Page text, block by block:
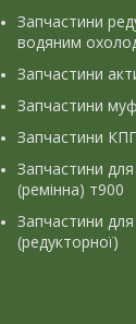
Запчастини
водяним
Запчастини
Запчастини
Запчастини
Запчастини
(ремінна) т900
Запчастини
(редукторної)